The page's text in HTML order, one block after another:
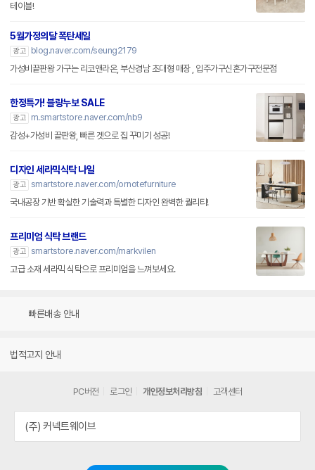
테이블!
5월가정의달 폭탄세일
광고
blog.naver.com/seung2179
가성비끝판왕 가구는 리코앤라온, 부산경남 초대형 매장 , 입주가구신혼가구전문점
한정특가! 블랑누보 SALE
광고
m.smartstore.naver.com/nb9
감성+가성비 끝판왕, 빠른 겟으로 집 꾸미기 성공!
디자인 세라믹식탁 나일
광고 smartstore.naver.com/ornotefurniture
국내공장 기반 확실한 기술력과 특별한 디자인 완벽한 퀄리티!
프리미엄 식탁 브랜드
광고 smartstore.naver.com/markvilen
고급 소재 세라믹 식탁으로 프리미엄을 느껴보세요.
빠른배송 안내
법적고지 안내
PC버전 로그인 개인정보처리방침 고객센터
(주) 커넥트웨이브